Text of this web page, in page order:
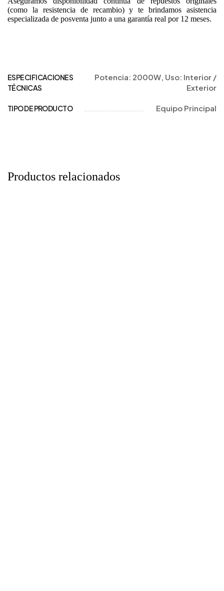
(como la resistencia de recambio) y te brindamos asistencia
especializada de posventa junto a una garantía real por 12 meses.
ESPECIFICACIONES
TÉCNICAS
Potencia: 2000W, Uso: Interior /
Exterior
TIPO DE PRODUCTO Equipo Principal
Productos relacionados